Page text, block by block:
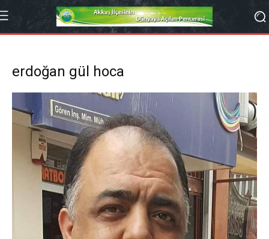
erdoğan gül hoca